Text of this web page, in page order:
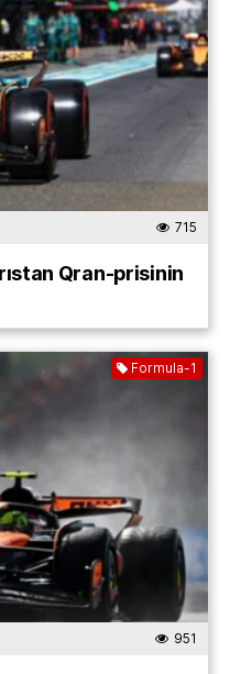
715
Qran-prisinin
Formula-1
951